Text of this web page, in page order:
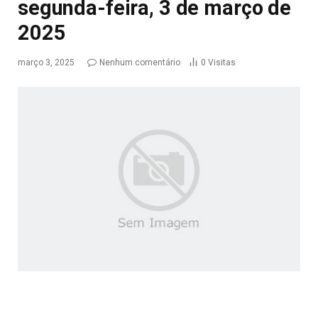
segunda-feira, 3 de março de
2025
março 3, 2025 Nenhum comentário 0 Visitas